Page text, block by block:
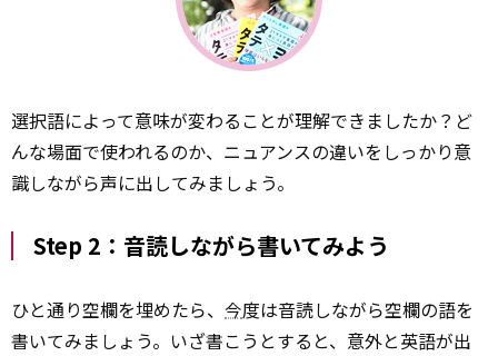
選択語によって意味が変わることが理解できましたか？ど
んな場面で使われるのか、ニュアンスの違いをしっかり意
識しながら声に出してみましょう。
Step 2：音読しながら書いてみよう
ひと通り空欄を埋めたら、 今度は音読しながら空欄の語を
書いてみましょう。いざ書こうとすると、意外と英語が出